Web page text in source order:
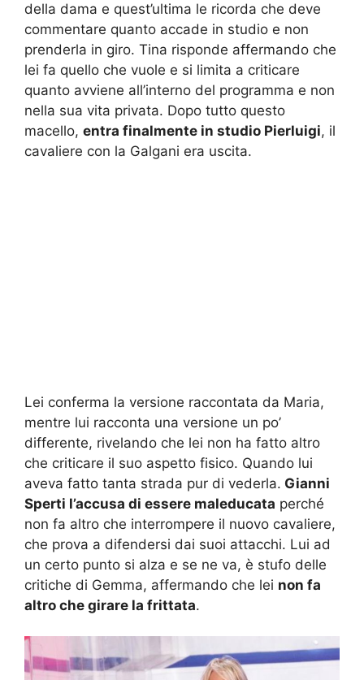
della dama e quest’ultima le ricorda che deve
commentare quanto accade in studio e non
prenderla in giro. Tina risponde affermando che
lei fa quello che vuole e si limita a criticare
quanto avviene all’interno del programma e non
nella sua vita privata. Dopo tutto questo
macello, entra finalmente in studio Pierluigi, il
cavaliere con la Galgani era uscita.
Lei conferma la versione raccontata da Maria,
mentre lui racconta una versione un po’
differente, rivelando che lei non ha fatto altro
che criticare il suo aspetto fisico. Quando lui
aveva fatto tanta strada pur di vederla. Gianni
Sperti l’accusa di essere maleducata perché
non fa altro che interrompere il nuovo cavaliere,
che prova a difendersi dai suoi attacchi. Lui ad
un certo punto si alza e se ne va, è stufo delle
critiche di Gemma, affermando che lei non fa
altro che girare la frittata.